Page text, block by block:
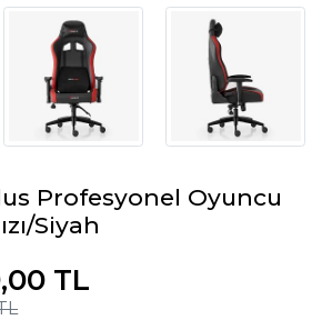
Profesyonel Oyuncu
Siyah
TL